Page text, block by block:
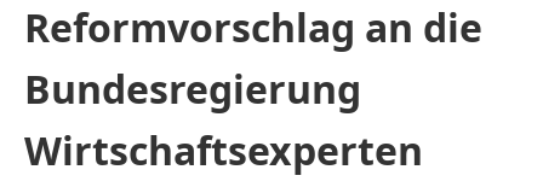
Reformvorschlag an die
Bundesregierung
Wirtschaftsexperten